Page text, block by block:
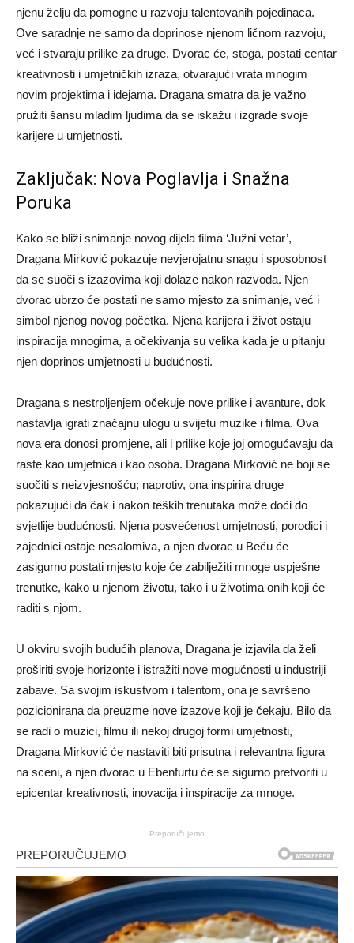
njenu želju da pomogne u razvoju talentovanih pojedinaca.
Ove saradnje ne samo da doprinose njenom ličnom razvoju,
već i stvaraju prilike za druge. Dvorac će, stoga, postati centar
kreativnosti i umjetničkih izraza, otvarajući vrata mnogim
novim projektima i idejama. Dragana smatra da je važno
pružiti šansu mladim ljudima da se iskažu i izgrade svoje
karijere u umjetnosti.
Zaključak: Nova Poglavlja i Snažna
Poruka
Kako se bliži snimanje novog dijela filma ‘Južni vetar’,
Dragana Mirković pokazuje nevjerojatnu snagu i sposobnost
da se suoči s izazovima koji dolaze nakon razvoda. Njen
dvorac ubrzo će postati ne samo mjesto za snimanje, već i
simbol njenog novog početka. Njena karijera i život ostaju
inspiracija mnogima, a očekivanja su velika kada je u pitanju
njen doprinos umjetnosti u budućnosti.
Dragana s nestrpljenjem očekuje nove prilike i avanture, dok
nastavlja igrati značajnu ulogu u svijetu muzike i filma. Ova
nova era donosi promjene, ali i prilike koje joj omogućavaju da
raste kao umjetnica i kao osoba. Dragana Mirković ne boji se
suočiti s neizvjesnošću; naprotiv, ona inspirira druge
pokazujući da čak i nakon teških trenutaka može doći do
svjetlije budućnosti. Njena posvećenost umjetnosti, porodici i
zajednici ostaje nesalomiva, a njen dvorac u Beču će
zasigurno postati mjesto koje će zabilježiti mnoge uspješne
trenutke, kako u njenom životu, tako i u životima onih koji će
raditi s njom.
U okviru svojih budućih planova, Dragana je izjavila da želi
proširiti svoje horizonte i istražiti nove mogućnosti u industriji
zabave. Sa svojim iskustvom i talentom, ona je savršeno
pozicionirana da preuzme nove izazove koji je čekaju. Bilo da
se radi o muzici, filmu ili nekoj drugoj formi umjetnosti,
Dragana Mirković će nastaviti biti prisutna i relevantna figura
na sceni, a njen dvorac u Ebenfurtu će se sigurno pretvoriti u
epicentar kreativnosti, inovacija i inspiracije za mnoge.
Preporučujemo